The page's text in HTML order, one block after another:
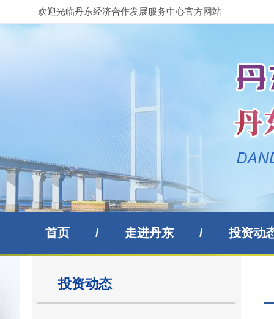
欢迎光临丹东经济合作发展服务中心官方网站
首页 / 走进丹东 / 投资动
投资动态